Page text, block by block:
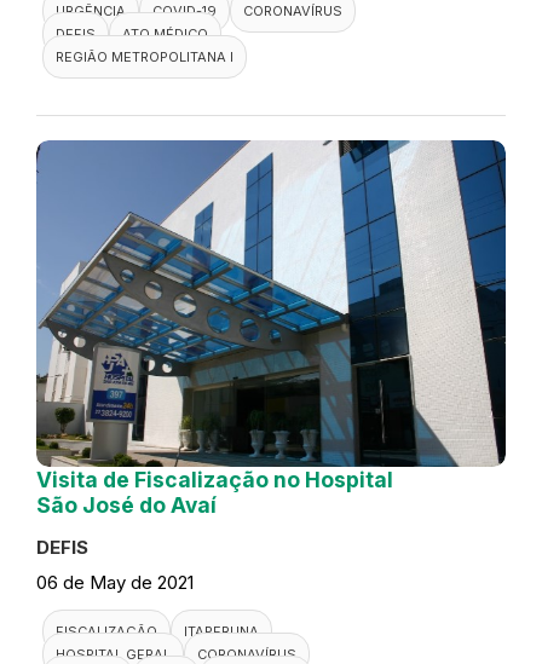
URGÊNCIA
COVID-19
CORONAVÍRUS
DEFIS
ATO MÉDICO
REGIÃO METROPOLITANA I
Visita de Fiscalização no Hospital
São José do Avaí
DEFIS
06 de May de 2021
FISCALIZAÇÃO
ITAPERUNA
HOSPITAL GERAL
CORONAVÍRUS